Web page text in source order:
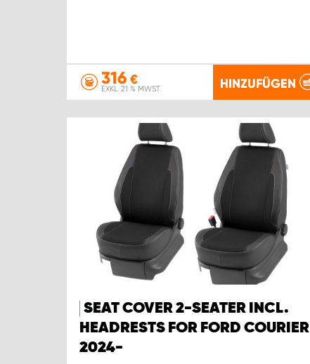
316 €
EXKL. 21 % MWST. HINZUFÜGEN
SEAT COVER 2-SEATER INCL.
HEADRESTS FOR FORD COURIER
2024-